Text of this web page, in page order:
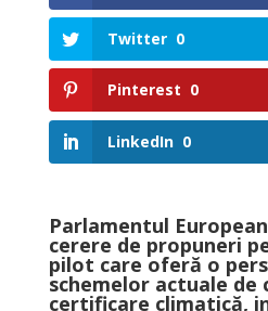
Twitter 0
Pinterest 0
LinkedIn 0
Parlamentul
cerere de propuneri
pilot care oferă o
schemelor actuale de
certificare climatică,